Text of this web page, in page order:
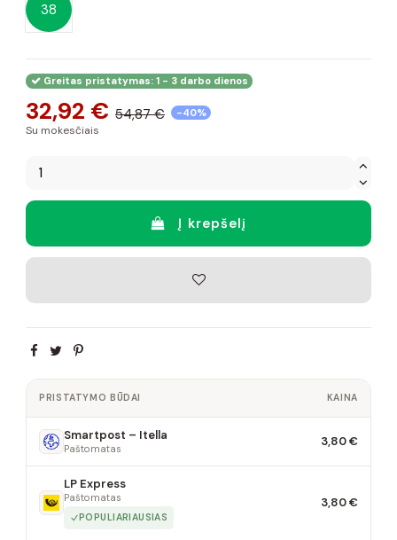
38
Greitas pristatymas: 1 - 3 darbo dienos
32,92 € 54,87 € -40%
Su mokesčiais
Į krepšelį
PRISTATYMO BŪDAI KAINA
Smartpost – Itella
Paštomatas 3,80 €
LP Express
Paštomatas
POPULIARIAUSIAS
3,80 €